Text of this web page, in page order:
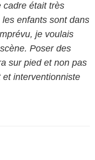
cadre était très
enfants sont dans
je voulais
Poser des
sur pied et non pas
interventionniste